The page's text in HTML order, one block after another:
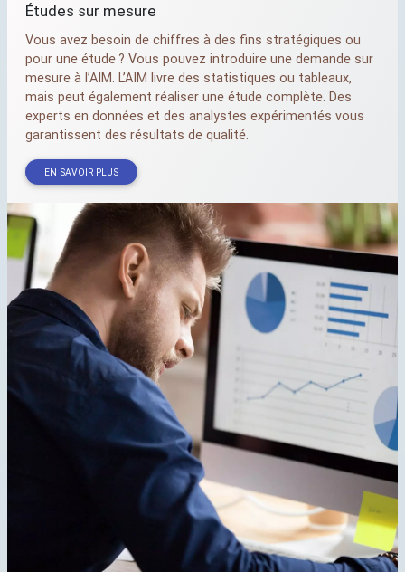
Études sur mesure
Vous avez besoin de chiffres à des fins stratégiques ou
pour une étude ? Vous pouvez introduire une demande sur
mesure à l’AIM. L’AIM livre des statistiques ou tableaux,
mais peut également réaliser une étude complète. Des
experts en données et des analystes expérimentés vous
garantissent des résultats de qualité.
EN SAVOIR PLUS